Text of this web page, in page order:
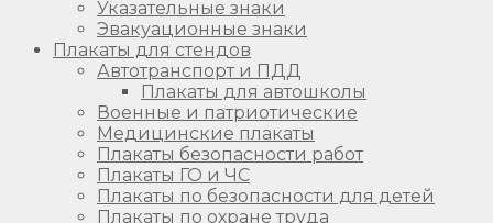
Указательные знаки
Эвакуационные знаки
Плакаты для стендов
Автотранспорт и ПДД
Плакаты для автошколы
Военные и патриотические
Медицинские плакаты
Плакаты безопасности работ
Плакаты ГО и ЧС
Плакаты по безопасности для детей
Плакаты по охране труда